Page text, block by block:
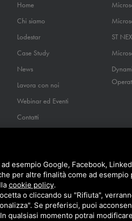
Home
Chi siamo
Lodestar
Case Study
News
Lavora con noi
Webinar ed Eventi
Contatti
ST
e Terms of Service di Google
esempio Google, Facebook,
per altre finalità come ad
cookie policy.
o cliccando su "Rifiuta",
Se preferisci, puoi
qualsiasi momento potrai